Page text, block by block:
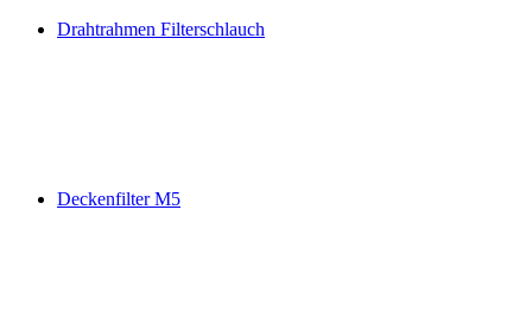
Drahtrahmen Filterschlauch
Deckenfilter M5